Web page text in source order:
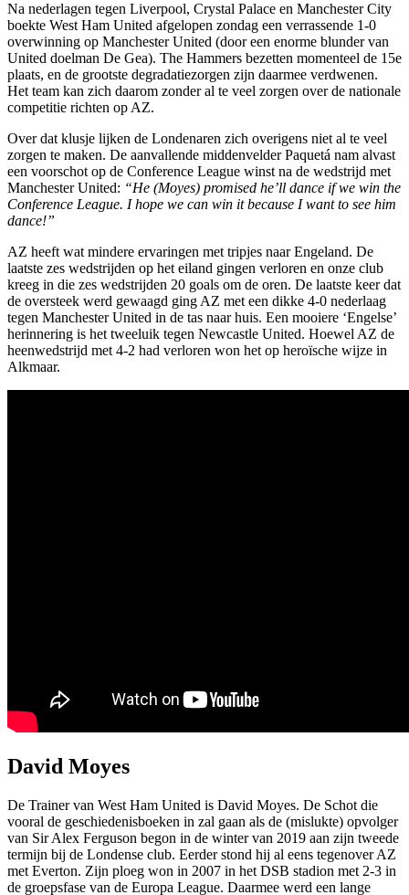
Na nederlagen tegen Liverpool, Crystal Palace en Manchester City
boekte West Ham United afgelopen zondag een verrassende 1-0
overwinning op Manchester United (door een enorme blunder van
United doelman De Gea). The Hammers bezetten momenteel de 15e
plaats, en de grootste degradatiezorgen zijn daarmee verdwenen.
Het team kan zich daarom zonder al te veel zorgen over de nationale
competitie richten op AZ.
Over dat klusje lijken de Londenaren zich overigens niet al te veel
zorgen te maken. De aanvallende middenvelder Paquetá nam alvast
een voorschot op de Conference League winst na de wedstrijd met
Manchester United: “He (Moyes) promised he’ll dance if we win the
Conference League. I hope we can win it because I want to see him
dance!”
AZ heeft wat mindere ervaringen met tripjes naar Engeland. De
laatste zes wedstrijden op het eiland gingen verloren en onze club
kreeg in die zes wedstrijden 20 goals om de oren. De laatste keer dat
de oversteek werd gewaagd ging AZ met een dikke 4-0 nederlaag
tegen Manchester United in de tas naar huis. Een mooiere ‘Engelse’
herinnering is het tweeluik tegen Newcastle United. Hoewel AZ de
heenwedstrijd met 4-2 had verloren won het op heroïsche wijze in
Alkmaar.
David Moyes
De Trainer van West Ham United is David Moyes. De Schot die
vooral de geschiedenisboeken in zal gaan als de (mislukte) opvolger
van Sir Alex Ferguson begon in de winter van 2019 aan zijn tweede
termijn bij de Londense club. Eerder stond hij al eens tegenover AZ
met Everton. Zijn ploeg won in 2007 in het DSB stadion met 2-3 in
de groepsfase van de Europa League. Daarmee werd een lange